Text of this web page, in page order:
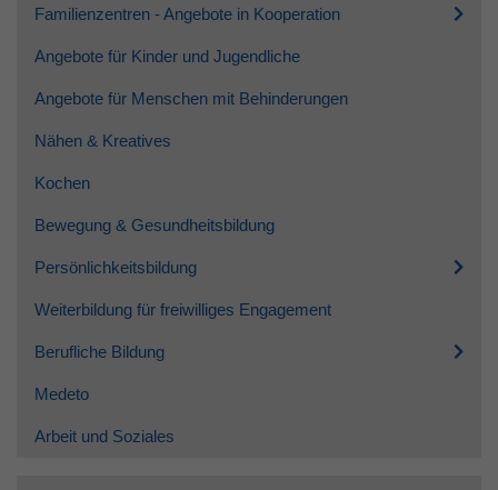
Familienzentren - Angebote in Kooperation
Angebote für Kinder und Jugendliche
Angebote für Menschen mit Behinderungen
Nähen & Kreatives
Kochen
Bewegung & Gesundheitsbildung
Persönlichkeitsbildung
Weiterbildung für freiwilliges Engagement
Berufliche Bildung
Medeto
Arbeit und Soziales